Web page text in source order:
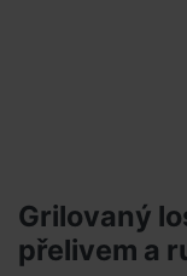
Grilovaný
přelivem a